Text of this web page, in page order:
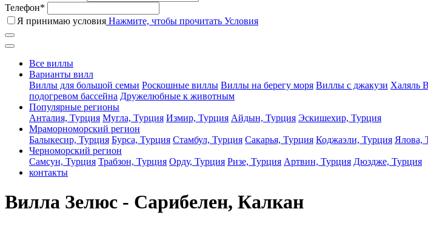
Телефон*
Я принимаю условия Нажмите, чтобы прочитать Условия
Все виллы
Варианты вилл
Виллы для большой семьи Роскошные виллы Виллы на берегу моря Виллы с джакузи Халяль
подогревом бассейна Дружелюбные к животным
Популярные регионы
Анталия, Турция Мугла, Турция Измир, Турция Айдын, Турция Эскишехир, Турция
Мраморноморский регион
Балыкесир, Турция Бурса, Турция Стамбул, Турция Сакарья, Турция Коджаэли, Турция Ялова,
Черноморский регион
Самсун, Турция Трабзон, Турция Орду, Турция Ризе, Турция Артвин, Турция Дюздже, Турция
контакты
Вилла Зелюс - Сарибелен, Калкан